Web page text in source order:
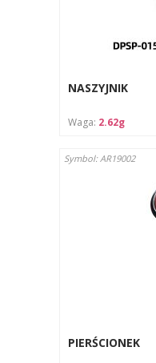
NASZYJNIK
Waga: 2.62g
Symbol: AR19002
PIERŚCIONEK